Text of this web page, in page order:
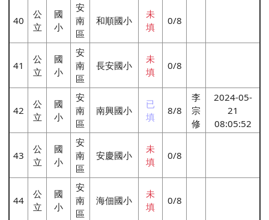
40
公
立
國
小
安
南
區
和順國小
未
填
0/8
41
公
立
國
小
安
南
區
長安國小
未
填
0/8
42
公
立
國
小
安
南
區
南興國小
已
填
8/8
李
宗
修
2024-05-
21
08:05:52
43
公
立
國
小
安
南
區
安慶國小
未
填
0/8
44
公
立
國
小
安
南
區
海佃國小
未
填
0/8